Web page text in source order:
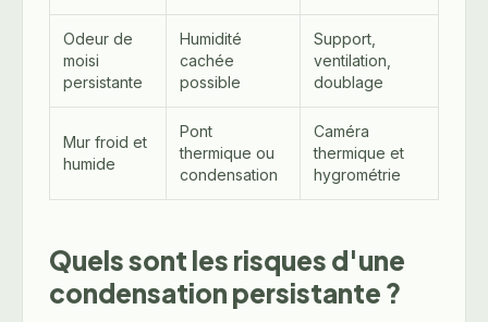
Odeur de
moisi
persistante
Humidité
cachée
possible
Support,
ventilation,
doublage
Mur froid et
humide
Pont
thermique ou
condensation
Caméra
thermique et
hygrométrie
Quels sont les risques d'une
condensation persistante ?